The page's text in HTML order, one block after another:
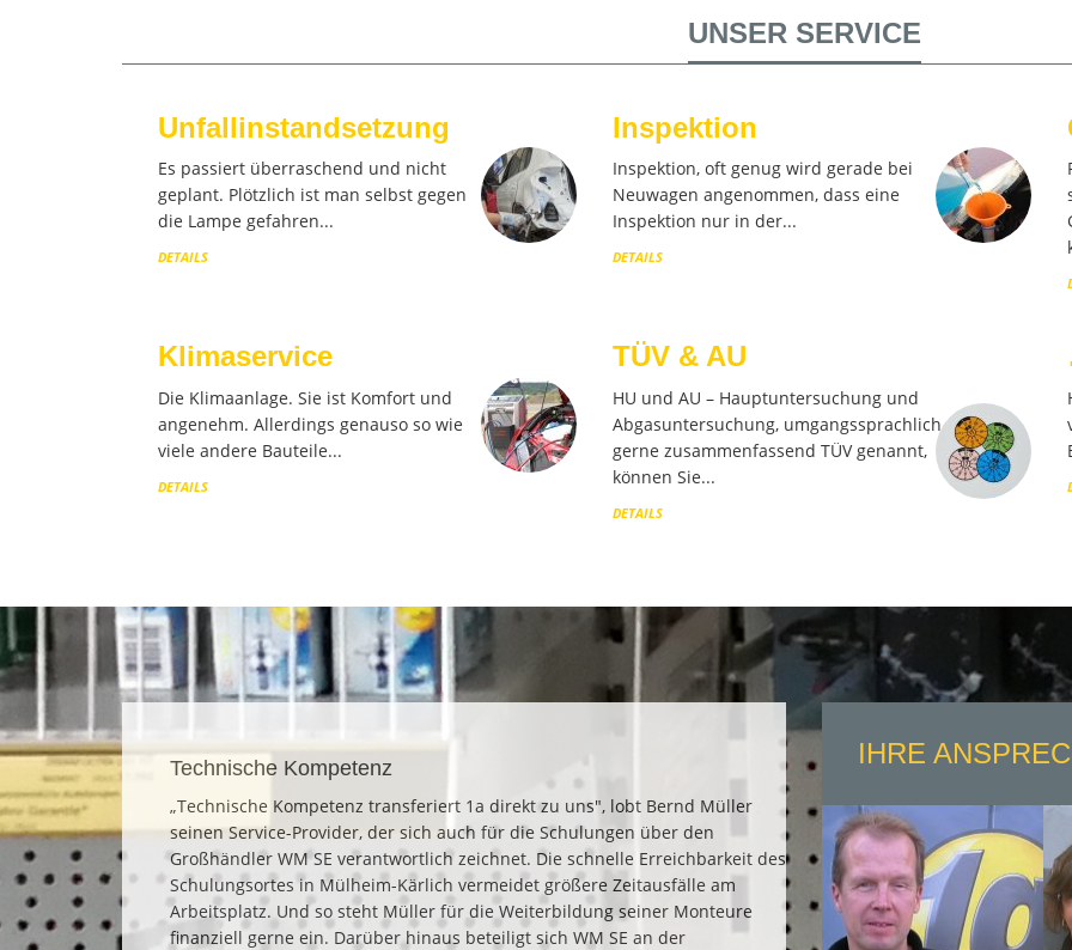
UNSER SERVICE
Unfallinstandsetzung
Es passiert überraschend und nicht
geplant. Plötzlich ist man selbst gegen
die Lampe gefahren...
DETAILS
Inspektion
Inspektion, oft genug wird gerade bei
Neuwagen angenommen, dass eine
Inspektion nur in der...
DETAILS
Klimaservice
Die Klimaanlage. Sie ist Komfort und
angenehm. Allerdings genauso so wie
viele andere Bauteile...
DETAILS
TÜV & AU
HU und AU – Hauptuntersuchung und
Abgasuntersuchung, umgangssprachlich
gerne zusammenfassend TÜV genannt,
können Sie...
DETAILS
Technische Kompetenz
„Technische Kompetenz transferiert 1a direkt zu uns", lobt Bernd Müller
seinen Service-Provider, der sich auch für die Schulungen über den
Großhändler WM SE verantwortlich zeichnet. Die schnelle Erreichbarkeit des
Schulungsortes in Mülheim-Kärlich vermeidet größere Zeitausfälle am
Arbeitsplatz. Und so steht Müller für die Weiterbildung seiner Monteure
finanziell gerne ein. Darüber hinaus beteiligt sich WM SE an der
IHRE